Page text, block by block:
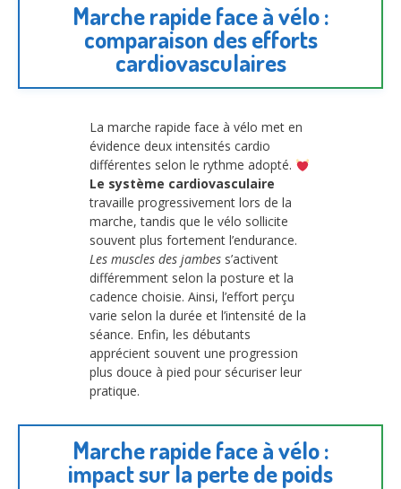
Marche rapide face à vélo :
comparaison des efforts
cardiovasculaires
La marche rapide face à vélo met en
évidence deux intensités cardio
différentes selon le rythme adopté.
Le système cardiovasculaire
travaille progressivement lors de la
marche, tandis que le vélo sollicite
souvent plus fortement l’endurance.
Les muscles des jambes s’activent
différemment selon la posture et la
cadence choisie. Ainsi, l’effort perçu
varie selon la durée et l’intensité de la
séance. Enfin, les débutants
apprécient souvent une progression
plus douce à pied pour sécuriser leur
pratique.
Marche rapide face à vélo :
impact sur la perte de poids